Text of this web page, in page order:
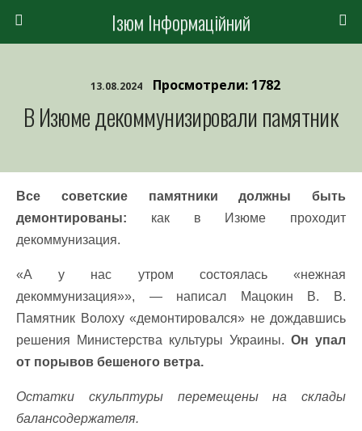
Ізюм Інформаційний
13.08.2024 Просмотрели: 1782
В Изюме декоммунизировали памятник
Все советские памятники должны быть
демонтированы: как в Изюме проходит
декоммунизация.
«А у нас утром состоялась «нежная
декоммунизация»», — написал Мацокин В. В.
Памятник Волоху «демонтировался» не дождавшись
решения Министерства культуры Украины. Он упал
от порывов бешеного ветра.
Остатки скульптуры перемещены на склады
балансодержателя.